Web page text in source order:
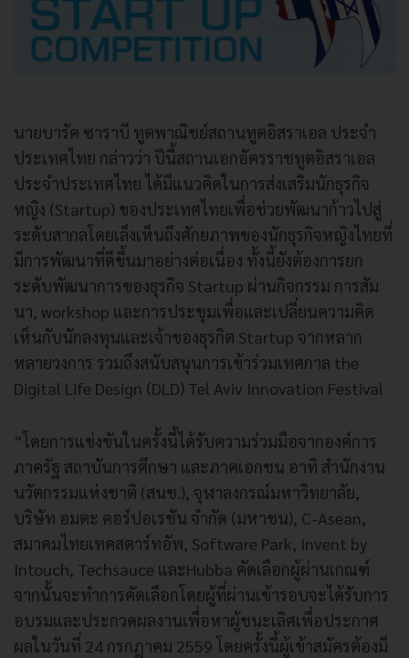
นายบารัค ซาราบี ทูตพาณิชย์สถานทูตอิสราเอล ประจำ
ประเทศไทย กล่าวว่า ปีนี้สถานเอกอัครราชทูตอิสราเอล
ประจำประเทศไทย ได้มีแนวคิดในการส่งเสริมนักธุรกิจ
หญิง (Startup) ของประเทศไทยเพื่อช่วยพัฒนาก้าวไปสู่
ระดับสากลโดยเล็งเห็นถึงศักยภาพของนักธุรกิจหญิงไทยที่
มีการพัฒนาที่ดีขึ้นมาอย่างต่อเนื่อง ทั้งนี้ยังต้องการยก
ระดับพัฒนาการของธุรกิจ Startup ผ่านกิจกรรม การสัม
นา, workshop และการประชุมเพื่อและเปลี่ยนความคิด
เห็นกับนักลงทุนและเจ้าของธุรกิต Startup จากหลาก
หลายวงการ รวมถึงสนับสนุนการเข้าร่วมเทศกาล the
Digital Life Design (DLD) Tel Aviv Innovation Festival
“โดยการแข่งขันในครั้งนี้ได้รับความร่วมมือจากองค์การ
ภาครัฐ สถาบันการศึกษา และภาคเอกชน อาทิ สำนักงาน
นวัตกรรมแห่งชาติ (สนช.), จุฬาลงกรณ์มหาวิทยาลัย,
บริษัท อมตะ คอร์ปอเรชัน จำกัด (มหาชน), C-Asean,
สมาคมไทยเทคสตาร์ทอัพ, Software Park, Invent by
Intouch, Techsauce และHubba คัดเลือกผู้ผ่านเกณฑ์
จากนั้นจะทำการคัดเลือกโดยผู้ที่ผ่านเข้ารอบจะได้รับการ
อบรมและประกวดผลงานเพื่อหาผู้ชนะเลิศเพื่อประกาศ
ผลในวันที่ 24 กรกฎาคม 2559 โดยครั้งนี้ผู้เข้าสมัครต้องมี